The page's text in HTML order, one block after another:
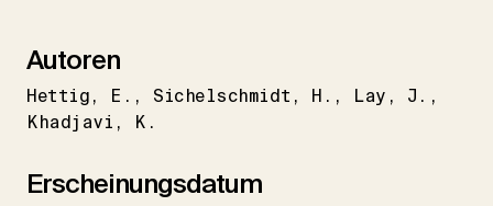
Autoren
Hettig E. Sichelschmidt H. Lay
J.
Khadjavi
K.
Erscheinungsdatum